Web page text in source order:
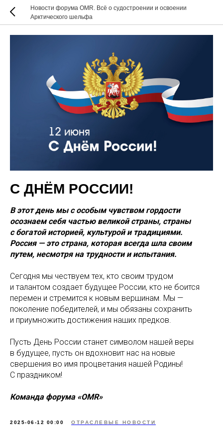
Новости форума OMR. Всё о судостроении и освоении
Арктического шельфа
С ДНЁМ РОССИИ!
В этот день мы с особым чувством гордости
осознаем себя частью великой страны, страны
с богатой историей, культурой и традициями.
Россия — это страна, которая всегда шла своим
путем, несмотря на трудности и испытания.
Сегодня мы чествуем тех, кто своим трудом
и талантом создает будущее России, кто не боится
перемен и стремится к новым вершинам. Мы —
поколение победителей, и мы обязаны сохранить
и приумножить достижения наших предков.
Пусть День России станет символом нашей веры
в будущее, пусть он вдохновит нас на новые
свершения во имя процветания нашей Родины!
С праздником!
Команда форума «OMR»
2025-06-12 00:00 ОТРАСЛЕВЫЕ НОВОСТИ